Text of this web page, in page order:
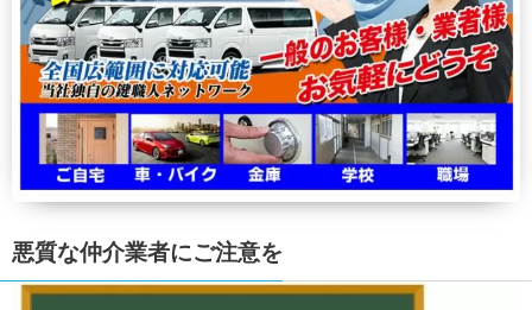
悪質な仲介業者にご注意を